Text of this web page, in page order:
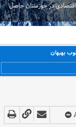
در خوزستان حاصل
بهبهان